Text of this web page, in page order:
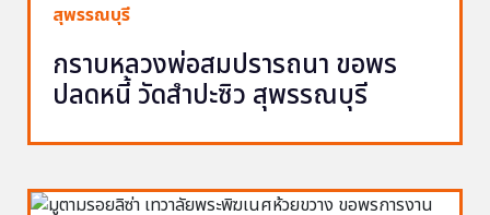
สุพรรณบุรี
กราบหลวงพ่อสมปรารถนา ขอพร
ปลดหนี้ วัดสำปะซิว สุพรรณบุรี